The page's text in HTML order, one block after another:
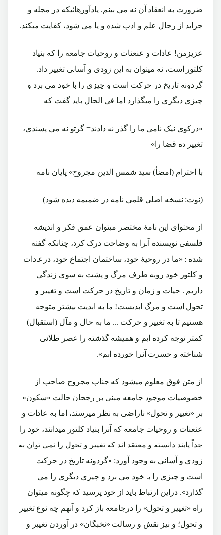
ضرورت به انعقاد آن نه می بینم. یادآورهائیکه در مجله و
جراید از رجال علم و ادب شده و یا می شود، کفایت میکند.
عزیزمن! عادات و عنعنات و روحیات جامعه را که بنیاد
کلتور است، نه میتوان به این زودی و آسانی تغییر داد.
گردونه تاریخ در حرکت است و چیزی را با خود می برد و
چیزی دیگری را میگذارد اما فی الحال باید گفت که
«درکوی نیک نامی ما را گذر نه دادند= گرتو نه می پسندی،
تغییر ده قضا را»
با احترام (امضأ) سید شمس الدین مجروح» پایان نامه
(نوت: نسخه اصلی قلمی نامه در ضمیمه دیده شود)
از محتوای این نامۀ مختصر میتوان عمق فکر و اندیشه
فلسفی نویسنده آنرا به وضاحت درک کرد، چنانکه گفته
شده : «ما در روحیۀ خود، ساختمان اجتماع خود، درعادات
و کلتور خود روبه طرف مرگ و پشت به سوی زندگی
داریم . حیات و زمان و تاریخ در حرکت است و تغییر و
تحول است و مرگ ابدیست! ما به ابدیت بیشتر متوجه
هستیم تا به تغییر و حرکت ... ما به حال و مآل (استقبال)
کمتر توجه کرده ایم و همیشه گذشته را عصر طلائی
شناخته و حسرت آنرا خورده ایم».
از متن فوق معلوم میشود که جناب مجروح صاحب از
خصوصیات موجود جامعه مبنی بر رجحان حالت «سکون»
بر «تغییر و تحول» ناراضی به نظر میرسند، اما به عادات و
عنعنات و روحیات جامعه که آنرا بنیاد کلتور میدانند، خود را
جداً پابند دانسته و معتقد اند که تغییر و تحول را نمی توان به
زودی و آسانی به وجود آورد: «گردونه تاریخ در حرکت
است و چیزی را با خود می برد و چیزی دیگری را می
گذارد». دراین ارتباط باید از خود پرسید که چگونه میتوان
راه «تغییر و تحول» را درجامعه باز کرد و آنهم چه نوع تغییر
و تحول؛ و نیز نقش و رسالت «نخبگان» در آوردن تغییر و